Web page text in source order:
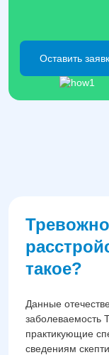
Оставить
такое?
Данные
заболеваемость
практикующие
сведениям